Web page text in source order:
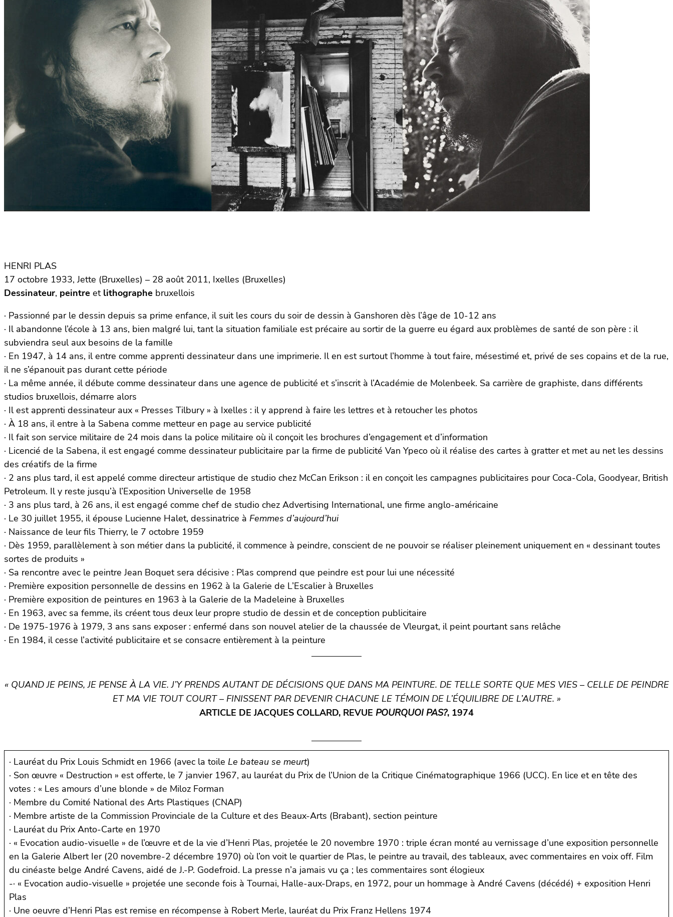
HENRI PLAS
17 octobre 1933, Jette (Bruxelles) – 28 août 2011, Ixelles (Bruxelles)
Dessinateur, peintre et lithographe bruxellois
· Passionné par le dessin depuis sa prime enfance, il suit les cours du soir de dessin à Ganshoren dès l’âge de 10-12 ans
· Il abandonne l’école à 13 ans, bien malgré lui, tant la situation familiale est précaire au sortir de la guerre eu égard aux problèmes de santé de son père : il
subviendra seul aux besoins de la famille
· En 1947, à 14 ans, il entre comme apprenti dessinateur dans une imprimerie. Il en est surtout l’homme à tout faire, mésestimé et, privé de ses copains et de la rue,
il ne s’épanouit pas durant cette période
· La même année, il débute comme dessinateur dans une agence de publicité et s’inscrit à l’Académie de Molenbeek. Sa carrière de graphiste, dans différents
studios bruxellois, démarre alors
· Il est apprenti dessinateur aux « Presses Tilbury » à Ixelles : il y apprend à faire les lettres et à retoucher les photos
· À 18 ans, il entre à la Sabena comme metteur en page au service publicité
· Il fait son service militaire de 24 mois dans la police militaire où il conçoit les brochures d’engagement et d’information
· Licencié de la Sabena, il est engagé comme dessinateur publicitaire par la firme de publicité Van Ypeco où il réalise des cartes à gratter et met au net les dessins
des créatifs de la firme
· 2 ans plus tard, il est appelé comme directeur artistique de studio chez McCan Erikson : il en conçoit les campagnes publicitaires pour Coca-Cola, Goodyear, British
Petroleum. Il y reste jusqu’à l’Exposition Universelle de 1958
· 3 ans plus tard, à 26 ans, il est engagé comme chef de studio chez Advertising International, une firme anglo-américaine
· Le 30 juillet 1955, il épouse Lucienne Halet, dessinatrice à Femmes d’aujourd’hui
· Naissance de leur fils Thierry, le 7 octobre 1959
· Dès 1959, parallèlement à son métier dans la publicité, il commence à peindre, conscient de ne pouvoir se réaliser pleinement uniquement en « dessinant toutes
sortes de produits »
· Sa rencontre avec le peintre Jean Boquet sera décisive : Plas comprend que peindre est pour lui une nécessité
· Première exposition personnelle de dessins en 1962 à la Galerie de L’Escalier à Bruxelles
· Première exposition de peintures en 1963 à la Galerie de la Madeleine à Bruxelles
· En 1963, avec sa femme, ils créent tous deux leur propre studio de dessin et de conception publicitaire
· De 1975-1976 à 1979, 3 ans sans exposer : enfermé dans son nouvel atelier de la chaussée de Vleurgat, il peint pourtant sans relâche
· En 1984, il cesse l’activité publicitaire et se consacre entièrement à la peinture
« QUAND JE PEINS, JE PENSE À LA VIE. J’Y PRENDS AUTANT DE DÉCISIONS QUE DANS MA PEINTURE. DE TELLE SORTE QUE MES VIES – CELLE DE PEINDRE
ET MA VIE TOUT COURT – FINISSENT PAR DEVENIR CHACUNE LE TÉMOIN DE L’ÉQUILIBRE DE L’AUTRE. »
ARTICLE DE JACQUES COLLARD, REVUE POURQUOI PAS?, 1974
· Lauréat du Prix Louis Schmidt en 1966 (avec la toile Le bateau se meurt)
· Son œuvre « Destruction » est offerte, le 7 janvier 1967, au lauréat du Prix de l’Union de la Critique Cinématographique 1966 (UCC). En lice et en tête des
votes : « Les amours d’une blonde » de Miloz Forman
· Membre du Comité National des Arts Plastiques (CNAP)
· Membre artiste de la Commission Provinciale de la Culture et des Beaux-Arts (Brabant), section peinture
· Lauréat du Prix Anto-Carte en 1970
· « Evocation audio-visuelle » de l’œuvre et de la vie d’Henri Plas, projetée le 20 novembre 1970 : triple écran monté au vernissage d’une exposition personnelle
en la Galerie Albert Ier (20 novembre-2 décembre 1970) où l’on voit le quartier de Plas, le peintre au travail, des tableaux, avec commentaires en voix off. Film
du cinéaste belge André Cavens, aidé de J.-P. Godefroid. La presse n’a jamais vu ça ; les commentaires sont élogieux
-· « Evocation audio-visuelle » projetée une seconde fois à Tournai, Halle-aux-Draps, en 1972, pour un hommage à André Cavens (décédé) + exposition Henri
Plas
· Une oeuvre d’Henri Plas est remise en récompense à Robert Merle, lauréat du Prix Franz Hellens 1974